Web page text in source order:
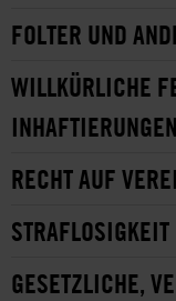
FOLTER UND
WILLKÜRLICHE
INHAFTIERUNGEN
RECHT AUF
STRAFLOSIGKEIT
GESETZLICHE,